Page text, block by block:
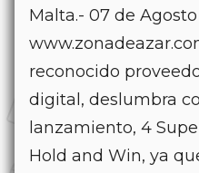
Malta.- 07 de
reconocido
digital, deslumbra
lanzamiento, 4
Hold and Win, ya